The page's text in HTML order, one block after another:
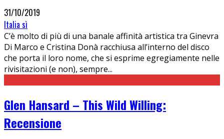
31/10/2019
Italia sì
C’è molto di più di una banale affinità artistica tra Ginevra
Di Marco e Cristina Donà racchiusa all’interno del disco
che porta il loro nome, che si esprime egregiamente nelle
rivisitazioni (e non), sempre...
Glen Hansard – This Wild Willing:
Recensione